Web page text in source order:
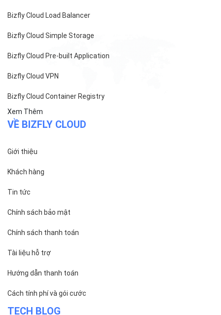
Bizfly Cloud Load Balancer
Bizfly Cloud Simple Storage
Bizfly Cloud Pre-built Application
Bizfly Cloud VPN
Bizfly Cloud Container Registry
Xem Thêm
VỀ BIZFLY CLOUD
Giới thiệu
Khách hàng
Tin tức
Chính sách bảo mật
Chính sách thanh toán
Tài liệu hỗ trợ
Hướng dẫn thanh toán
Cách tính phí và gói cước
TECH BLOG